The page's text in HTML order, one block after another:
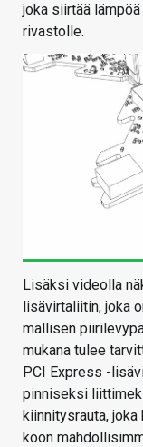
joka siirtää
rivastolle.
Lisäksi videolla
lisävirtaliitin, joka
mallisen
mukana tulee
PCI Express -
pinniseksi
kiinnitysrauta,
koon